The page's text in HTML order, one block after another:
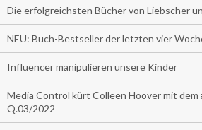
Die erfolgreichsten Bücher von Liebscher
NEU: Buch-Bestseller der letzten vier
Influencer manipulieren unsere Kinder
Media Control kürt Colleen Hoover mit dem
Q.03/2022